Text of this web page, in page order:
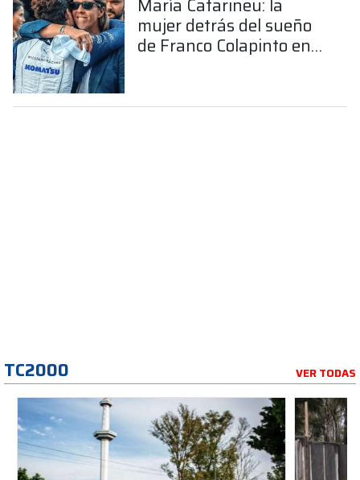
mujer detrás del sueño
de Franco Colapinto en
TC2000 VER TODAS